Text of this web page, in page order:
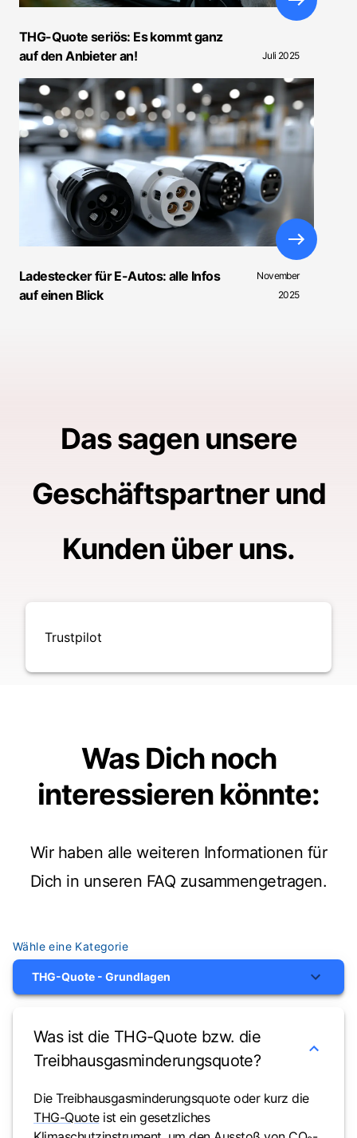
THG-Quote seriös: Es kommt ganz
auf den Anbieter an!
Juli 2025
Ladestecker für E-Autos: alle Infos
auf einen Blick
November
2025
Das sagen unsere
Geschäftspartner und
Kunden über uns.
Trustpilot
Was Dich noch
interessieren könnte:
Wir haben alle weiteren Informationen für
Dich in unseren FAQ zusammengetragen.
Wähle eine Kategorie
THG-Quote - Grundlagen
Was ist die THG-Quote bzw. die
Treibhausgasminderungsquote?
Die Treibhausgasminderungsquote oder kurz die
THG-Quote ist ein gesetzliches